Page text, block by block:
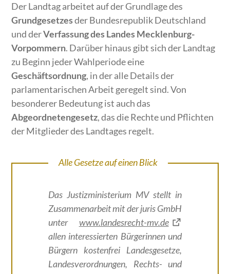
Der Landtag arbeitet auf der Grundlage des
Grundgesetzesder Bundesrepublik Deutschland
und derVerfassung des Landes Mecklenburg-
Vorpommern. Darüber hinaus gibt sich der Landtag
zu Beginn jeder Wahlperiode eine
Geschäftsordnung, in der alle Details der
parlamentarischen Arbeit geregelt sind. Von
besonderer Bedeutung ist auch das
Abgeordnetengesetz, das die Rechte und Pflichten
der Mitglieder des Landtages regelt.
Alle Gesetze auf einen Blick
Das Justizministerium MV stellt in
Zusammenarbeit mit der juris GmbH
unter www.landesrecht-mv.de
allen interessierten Bürgerinnen und
Bürgern kostenfrei Landesgesetze,
Landesverordnungen, Rechts- und